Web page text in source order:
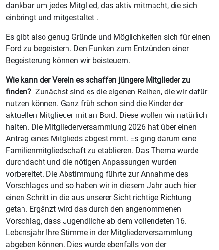
dankbar um jedes Mitglied, das aktiv mitmacht, die sich
einbringt und mitgestaltet .
Es gibt also genug Gründe und Möglichkeiten sich für einen
Ford zu begeistern. Den Funken zum Entzünden einer
Begeisterung können wir beisteuern.
Wie kann der Verein es schaffen jüngere Mitglieder zu
finden? Zunächst sind es die eigenen Reihen, die wir dafür
nutzen können. Ganz früh schon sind die Kinder der
aktuellen Mitglieder mit an Bord. Diese wollen wir natürlich
halten. Die Mitgliederversammlung 2026 hat über einen
Antrag eines Mitglieds abgestimmt. Es ging darum eine
Familienmitgliedschaft zu etablieren. Das Thema wurde
durchdacht und die nötigen Anpassungen wurden
vorbereitet. Die Abstimmung führte zur Annahme des
Vorschlages und so haben wir in diesem Jahr auch hier
einen Schritt in die aus unserer Sicht richtige Richtung
getan. Ergänzt wird das durch den angenommenen
Vorschlag, dass Jugendliche ab dem vollendeten 16.
Lebensjahr Ihre Stimme in der Mitgliederversammlung
abgeben können. Dies wurde ebenfalls von der